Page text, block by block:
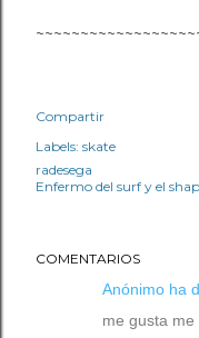
Compartir
Labels: skate
radesega
Enfermo del surf y el
COMENTARIOS
Anónimo ha
me gusta